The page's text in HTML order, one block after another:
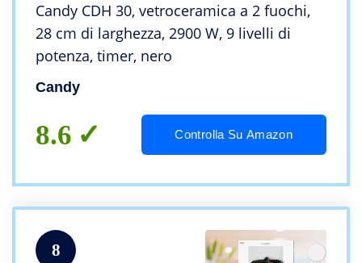
Candy CDH 30, vetroceramica a 2 fuochi,
28 cm di larghezza, 2900 W, 9 livelli di
potenza, timer, nero
Candy
8.6 Controlla Su Amazon
8